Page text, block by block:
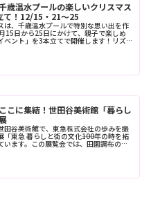
歳温水プールの楽しいクリスマス
て！12/15・21～25
は、千歳温水プールで特別な思い出を作
15日から25日にかけて、親子で楽しめ
ベント」を3本立てで開催します！リズ
こに集結！世田谷美術館「暮らし
田谷美術館で、東急株式会社の歩みを振
東急 暮らしと街の文化――100年の時を拓
います。この展覧会では、田園調布の開
、都市と人々の暮らしを支えてきた東急